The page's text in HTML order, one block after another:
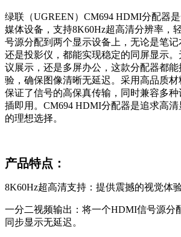
绿联（UGREEN）CM694 HDMI分配器
媒体设备，支持8K60Hz超高清分辨率，
号源分配到两个显示设备上，无论是笔记
还是投影仪，都能实现稳定的同屏显示
议展示，还是多屏办公，这款分配器都
验，确保图像清晰无延迟。采用高品质材
保证了信号的高保真传输，同时兼容多
插即用。CM694 HDMI分配器是追求高
的理想选择。
产品特点：
8K60Hz超高清支持：提供震撼的视觉体
一分二视频输出：将一个HDMI信号源分
同步显示无延迟。